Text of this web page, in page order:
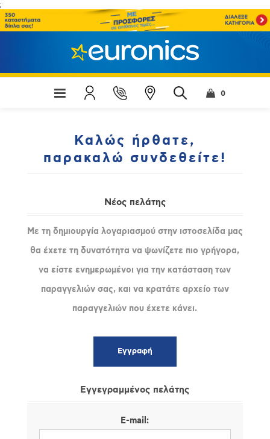
;
0
Καλώς ήρθατε,
παρακαλώ συνδεθείτε!
Νέος πελάτης
Με τη δημιουργία λογαριασμού στην ιστοσελίδα μας
θα έχετε τη δυνατότητα να ψωνίζετε πιο γρήγορα,
να είστε ενημερωμένοι για την κατάσταση των
παραγγελιών σας, και να κρατάτε αρχείο των
παραγγελιών που έχετε κάνει.
Εγγεγραμμένος πελάτης
E-mail: